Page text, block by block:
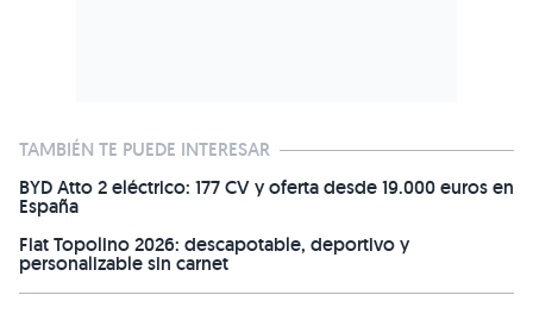
TAMBIÉN TE PUEDE INTERESAR
BYD Atto 2 eléctrico: 177 CV y oferta desde 19.000 euros en
España
Fiat Topolino 2026: descapotable, deportivo y
personalizable sin carnet